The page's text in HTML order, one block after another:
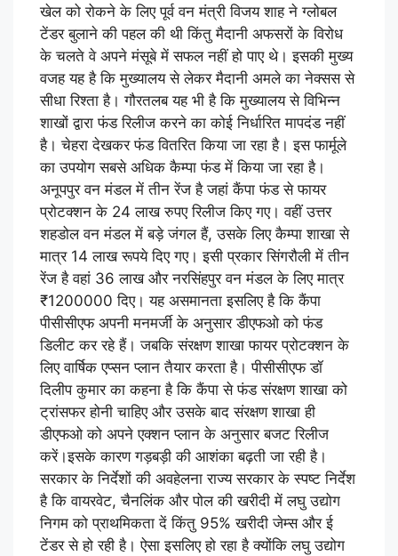
खेल को रोकने के लिए पूर्व वन मंत्री विजय शाह ने ग्लोबल
टेंडर बुलाने की पहल की थी किंतु मैदानी अफसरों के विरोध
के चलते वे अपने मंसूबे में सफल नहीं हो पाए थे। इसकी मुख्य
वजह यह है कि मुख्यालय से लेकर मैदानी अमले का नेक्सस से
सीधा रिश्ता है। गौरतलब यह भी है कि मुख्यालय से विभिन्न
शाखों द्वारा फंड रिलीज करने का कोई निर्धारित मापदंड नहीं
है। चेहरा देखकर फंड वितरित किया जा रहा है। इस फार्मूले
का उपयोग सबसे अधिक कैम्पा फंड में किया जा रहा है।
अनूपपुर वन मंडल में तीन रेंज है जहां कैंपा फंड से फायर
प्रोटक्शन के 24 लाख रुपए रिलीज किए गए। वहीं उत्तर
शहडोल वन मंडल में बड़े जंगल हैं, उसके लिए कैम्पा शाखा से
मात्र 14 लाख रूपये दिए गए। इसी प्रकार सिंगरौली में तीन
रेंज है वहां 36 लाख और नरसिंहपुर वन मंडल के लिए मात्र
₹1200000 दिए। यह असमानता इसलिए है कि कैंपा
पीसीसीएफ अपनी मनमर्जी के अनुसार डीएफओ को फंड
डिलीट कर रहे हैं। जबकि संरक्षण शाखा फायर प्रोटक्शन के
लिए वार्षिक एप्सन प्लान तैयार करता है। पीसीसीएफ डॉ
दिलीप कुमार का कहना है कि कैंपा से फंड संरक्षण शाखा को
ट्रांसफर होनी चाहिए और उसके बाद संरक्षण शाखा ही
डीएफओ को अपने एक्शन प्लान के अनुसार बजट रिलीज
करें।इसके कारण गड़बड़ी की आशंका बढ़ती जा रही है।
सरकार के निर्देशों की अवहेलना राज्य सरकार के स्पष्ट निर्देश
है कि वायरवेट, चैनलिंक और पोल की खरीदी में लघु उद्योग
निगम को प्राथमिकता दें किंतु 95% खरीदी जेम्स और ई
टेंडर से हो रही है। ऐसा इसलिए हो रहा है क्योंकि लघु उद्योग